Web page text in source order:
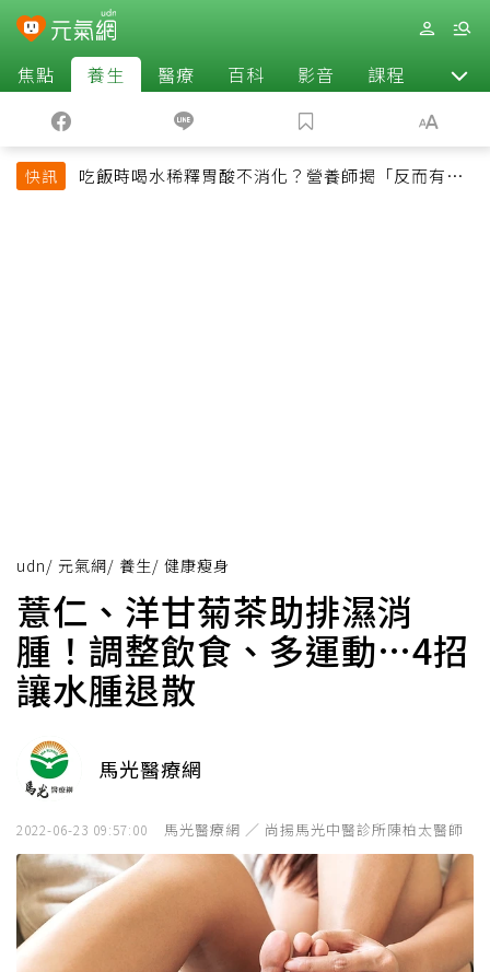
焦點 養生 醫療 百科 影音 課程 退休
快訊
吃飯時喝水稀釋胃酸不消化？營養師揭「反而有好
udn/ 元氣網/ 養生/ 健康瘦身
薏仁、洋甘菊茶助排濕消
腫！調整飲食、多運動…4招
讓水腫退散
馬光醫療網
2022-06-23 09:57:00 馬光醫療網 ／ 尚揚馬光中醫診所陳柏太醫師